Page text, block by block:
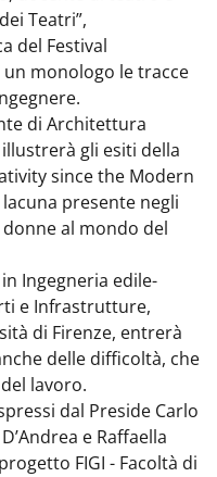
Teatri”,
del Festival
monologo le tracce
di Architettura
gli esiti della
since the Modern
presente negli
al mondo del
Ingegneria edile-
e Infrastrutture,
di Firenze, entrerà
delle difficoltà, che
lavoro.
dal Preside Carlo
e Raffaella
FIGI - Facoltà di